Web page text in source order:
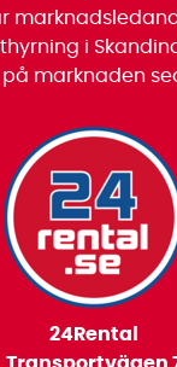
i
marknaden
24Rental
Transportvägen